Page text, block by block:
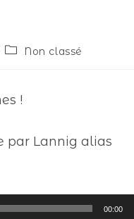
Non classé
!
par Lannig alias
00:00